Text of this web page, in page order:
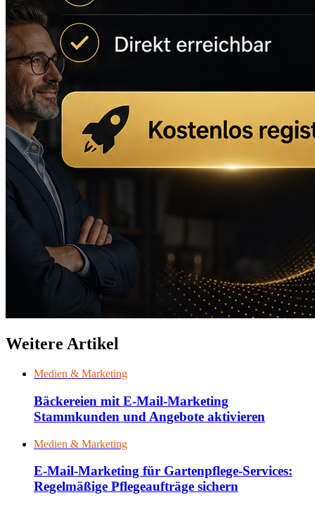
Weitere Artikel
Medien & Marketing
Bäckereien mit E-Mail-Marketing
Stammkunden und Angebote aktivieren
Medien & Marketing
E-Mail-Marketing für Gartenpflege-Services:
Regelmäßige Pflegeaufträge sichern